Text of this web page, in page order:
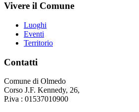
Vivere il Comune
Luoghi
Eventi
Territorio
Contatti
Comune di Olmedo
Corso J.F. Kennedy, 26,
P.iva : 01537010900